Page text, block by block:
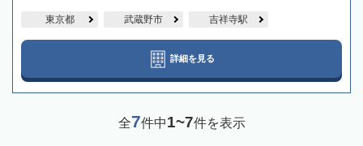
東京都 武蔵野市 吉祥寺駅
詳細を見る
全7件中1~7件を表示